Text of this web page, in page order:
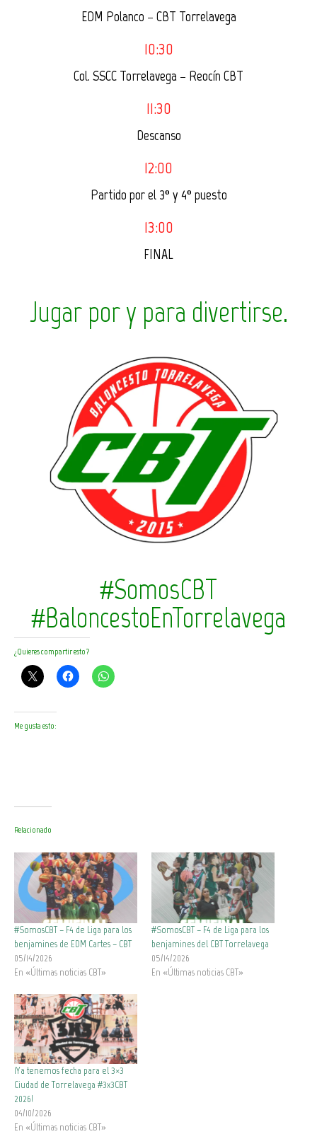
EDM Polanco – CBT Torrelavega
10:30
Col. SSCC Torrelavega – Reocín CBT
11:30
Descanso
12:00
Partido por el 3º y 4º puesto
13:00
FINAL
Jugar por y para divertirse.
#SomosCBT
#BaloncestoEnTorrelavega
¿Quieres compartir esto?
Me gusta esto:
Relacionado
#SomosCBT – F4 de Liga para los
benjamines de EDM Cartes – CBT
05/14/2026
En «Últimas noticias CBT»
#SomosCBT – F4 de Liga para los
benjamines del CBT Torrelavega
05/14/2026
En «Últimas noticias CBT»
¡Ya tenemos fecha para el 3×3
Ciudad de Torrelavega #3x3CBT
2026!
04/10/2026
En «Últimas noticias CBT»